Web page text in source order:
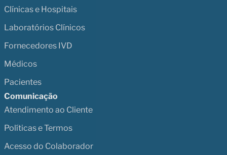
Clínicas e Hospitais
Laboratórios Clínicos
Fornecedores IVD
Médicos
Pacientes
Comunicação
Atendimento ao Cliente
Políticas e Termos
Acesso do Colaborador